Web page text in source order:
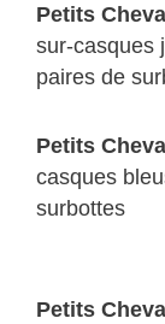
Petits
sur-casques
paires de
Petits
casques
surbottes
Petits
Petits
Chevaux
(MS)